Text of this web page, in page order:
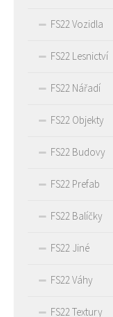
FS22 Vozidla
FS22 Lesnictví
FS22 Nářadí
FS22 Objekty
FS22 Budovy
FS22 Prefab
FS22 Balíčky
FS22 Jiné
FS22 Váhy
FS22 Textury